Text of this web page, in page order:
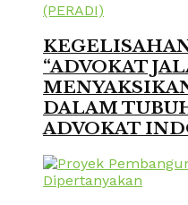
“ADVOKAT
DALAM
ADVOKAT